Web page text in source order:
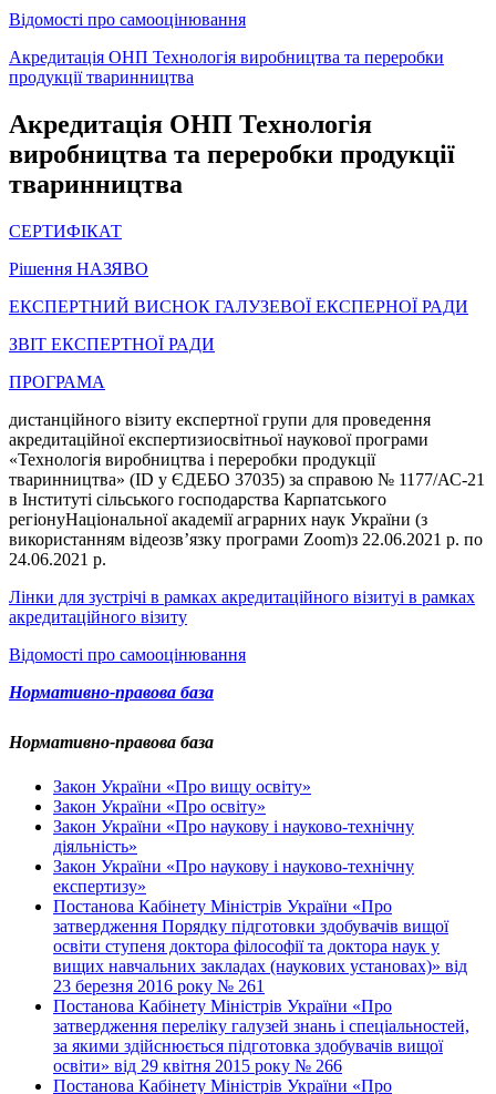
Відомості про самооцінювання
Акредитація ОНП Технологія виробництва та переробки
продукції тваринництва
Акредитація ОНП Технологія
виробництва та переробки продукції
тваринництва
СЕРТИФІКАТ
Рішення НАЗЯВО
ЕКСПЕРТНИЙ ВИСНОК ГАЛУЗЕВОЇ ЕКСПЕРНОЇ РАДИ
ЗВІТ ЕКСПЕРТНОЇ РАДИ
ПРОГРАМА
дистанційного візиту експертної групи для проведення
акредитаційної експертизиосвітньої наукової програми
«Технологія виробництва і переробки продукції
тваринництва» (ID у ЄДЕБО 37035) за справою № 1177/АС-21
в Інституті сільського господарства Карпатського
регіонуНаціональної академії аграрних наук України (з
використанням відеозв’язку програми Zoom)з 22.06.2021 р. по
24.06.2021 р.
Лінки для зустрічі в рамках акредитаційного візитуі в рамках
акредитаційного візиту
Відомості про самооцінювання
Нормативно-правова база
Нормативно-правова база
Закон України «Про вищу освіту»
Закон України «Про освіту»
Закон України «Про наукову і науково-технічну
діяльність»
Закон України «Про наукову і науково-технічну
експертизу»
Постанова Кабінету Міністрів України «Про
затвердження Порядку підготовки здобувачів вищої
освіти ступеня доктора філософії та доктора наук у
вищих навчальних закладах (наукових установах)» від
23 березня 2016 року № 261
Постанова Кабінету Міністрів України «Про
затвердження переліку галузей знань і спеціальностей,
за якими здійснюється підготовка здобувачів вищої
освіти» від 29 квітня 2015 року № 266
Постанова Кабінету Міністрів України «Про